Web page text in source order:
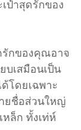
ป๋าสุดรักของ
รักของคุณอาจ
บเสมือนเป็น
โดยเฉพาะ
ยชื่อส่วนใหญ่
ล็ก ทั้งเท่ห์